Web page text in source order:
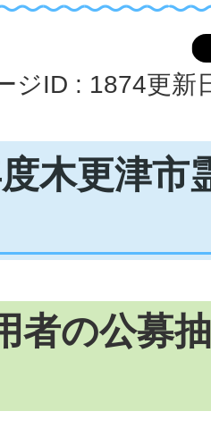
ジID : 1874更新
木更津市
者の公募